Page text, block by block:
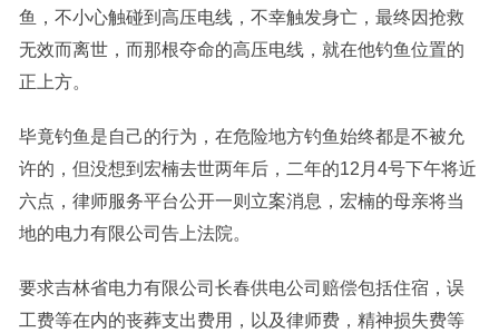
鱼，不小心触碰到高压电线，不幸触发身亡，最终因抢救
无效而离世，而那根夺命的高压电线，就在他钓鱼位置的
正上方。
毕竟钓鱼是自己的行为，在危险地方钓鱼始终都是不被允
许的，但没想到宏楠去世两年后，二年的12月4号下午将近
六点，律师服务平台公开一则立案消息，宏楠的母亲将当
地的电力有限公司告上法院。
要求吉林省电力有限公司长春供电公司赔偿包括住宿，误
工费等在内的丧葬支出费用，以及律师费，精神损失费等